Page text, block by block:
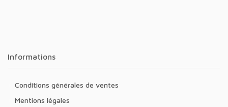
Informations
Conditions générales de ventes
Mentions légales